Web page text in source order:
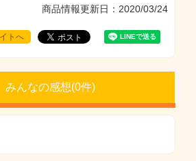
商品情報更新日：2020/03/24
トへ
みんなの感想(0件)